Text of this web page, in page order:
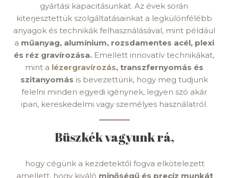
gyártási kapacitásunkat. Az évek során
kiterjesztettük szolgáltatásainkat a legkülönfélébb
anyagok és technikák felhasználásával, mint például
a műanyag, alumínium, rozsdamentes acél, plexi
és réz gravírozása. Emellett innovatív technikákat,
mint a lézergravírozás, transzfernyomás és
szitanyomás is bevezettünk, hogy meg tudjunk
felelni minden egyedi igénynek, legyen szó akár
ipari, kereskedelmi vagy személyes használatról.
Büszkék vagyunk rá,
hogy cégünk a kezdetektől fogva elkötelezett
amellett, hogy kiváló minőségű és precíz munkát